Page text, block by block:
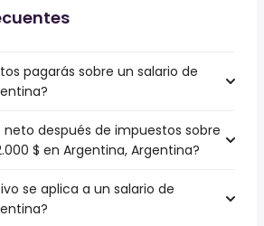
pagarás sobre un salario de
neto después de impuestos sobre
$ en Argentina, Argentina?
se aplica a un salario de